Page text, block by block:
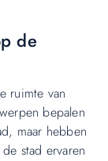
de
ruimte van
bepalen
maar hebben
stad ervaren